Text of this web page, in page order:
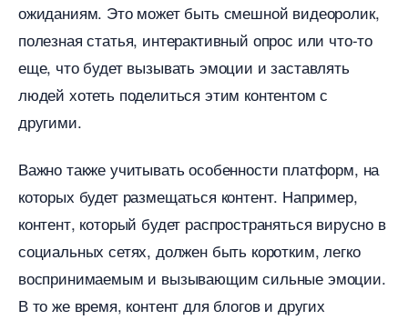
ожиданиям. Это может быть смешной видеоролик,
полезная статья, интерактивный опрос или что-то
еще, что будет вызывать эмоции и заставлять
людей хотеть поделиться этим контентом с
другими.
ажно также учитывать особенности платформ, на
которых будет размещаться контент. Например,
контент, который будет распространяться вирусно
социальных сетях, должен быть коротким, легко
оспринимаемым и вызывающим сильные эмоции.
то же время, контент для блогов и других